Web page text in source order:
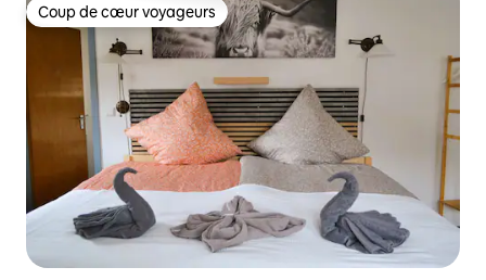
Coup de cœur voyageurs
Coup de cœur voyageurs